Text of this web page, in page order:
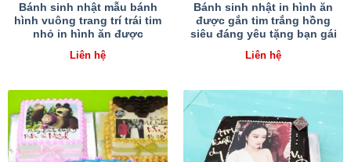
Bánh sinh nhật mẫu bánh
hình vuông trang trí trái tim
nhỏ in hình ăn được
Liên hệ
Bánh sinh nhật in hình ăn
được gắn tim trắng hồng
siêu đáng yêu tặng bạn gái
Liên hệ